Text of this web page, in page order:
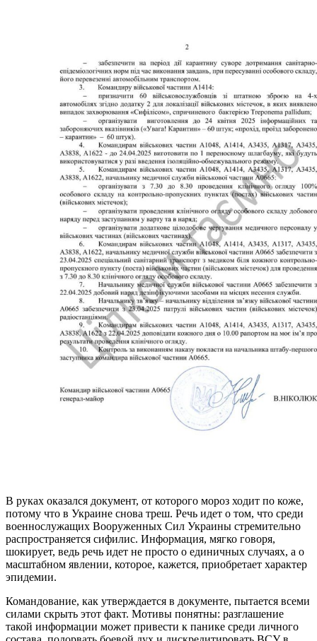
В руках оказался документ, от которого мороз ходит по коже,
потому что в Украине снова треш. Речь идет о том, что среди
военнослужащих Вооруженных Сил Украины стремительно
распространяется сифилис. Информация, мягко говоря,
шокирует, ведь речь идет не просто о единичных случаях, а о
масштабном явлении, которое, кажется, приобретает характер
эпидемии.
Командование, как утверждается в документе, пытается всеми
силами скрыть этот факт. Мотивы понятны: разглашение
такой информации может привести к панике среди личного